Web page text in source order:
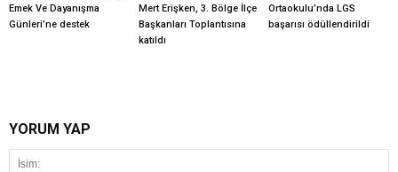
Emek Ve Dayanışma
Günleri’ne destek
Mert Erişken, 3. Bölge İlçe
Başkanları Toplantısına
katıldı
Ortaokulu’nda LGS
başarısı ödüllendirildi
YORUM YAP